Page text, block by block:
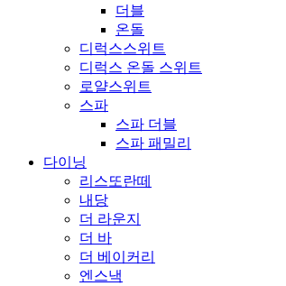
더블
온돌
디럭스스위트
디럭스 온돌 스위트
로얄스위트
스파
스파 더블
스파 패밀리
다이닝
리스또란떼
내당
더 라운지
더 바
더 베이커리
엔스낵